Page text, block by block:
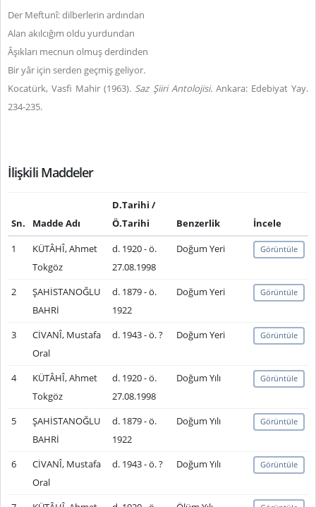
Der Meftunî: dilberlerin ardından
Alan akılcığım oldu yurdundan
Âşıkları mecnun olmuş derdinden
Bir yâr için serden geçmiş geliyor.
Kocatürk, Vasfi Mahir (1963). Saz Şiiri Antolojisi. Ankara: Edebiyat Yay.
234-235.
İlişkili Maddeler
Sn. Madde Adı
D.Tarihi /
Ö.Tarihi
Benzerlik
İncele
1
KÜTÂHÎ, Ahmet
Tokgöz
d. 1920 - ö.
27.08.1998
Doğum Yeri Görüntüle
2
ŞAHİSTANOĞLU
BAHRİ
d. 1879 - ö.
1922
Doğum Yeri Görüntüle
3
CİVANÎ, Mustafa
Oral
d. 1943 - ö. ? Doğum Yeri Görüntüle
4
KÜTÂHÎ, Ahmet
Tokgöz
d. 1920 - ö.
27.08.1998
Doğum Yılı Görüntüle
5
ŞAHİSTANOĞLU
BAHRİ
d. 1879 - ö.
1922
Doğum Yılı Görüntüle
6
CİVANÎ, Mustafa
Oral
d. 1943 - ö. ? Doğum Yılı Görüntüle